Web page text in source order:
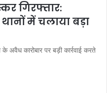
गिरफ्तार:
में चलाया बड़ा
अवैध कारोबार पर बड़ी कार्रवाई करते